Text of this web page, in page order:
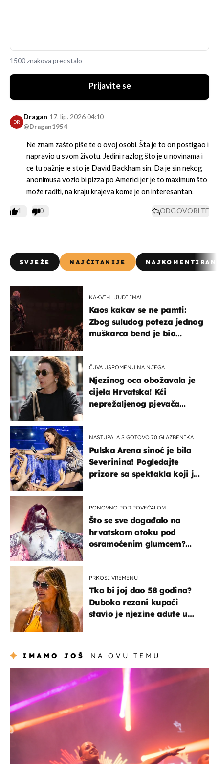
1500 znakova preostalo
Prijavite se
DR
Dragan
@Dragan1954
17. lip. 2026 04:10
Ne znam zašto piše te o ovoj osobi. Šta je to on postigao i
napravio u svom životu. Jedini razlog što je u novinama i
ce tu pažnje je sto je David Backham sin. Da je sin nekog
anonimusa vozio bi pizza po Americi jer je to maximum što
može raditi, na kraju krajeva kome je on interesantan.
1 0 ODGOVORITE
SVJEŽE NAJČITANIJE
KAKVIH LJUDI IMA!
Kaos kakav se ne pamti:
Zbog suludog poteza jednog
muškarca bend je bio
ČUVA USPOMENU NA NJEGA
Njezinog oca obožavala je
cijela Hrvatska! Kći
neprežaljenog pjevača
NASTUPALA S GOTOVO 70 GLAZBENIKA
Pulska Arena sinoć je bila
Severinina! Pogledajte
prizore sa spektakla koji je
PONOVNO POD POVEĆALOM
Što se sve događalo na
hrvatskom otoku pod
osramoćenim glumcem?
PRKOSI VREMENU
Tko bi joj dao 58 godina?
Duboko rezani kupaći
stavio je njezine adute u
IMAMO JOŠ NA OVU TEMU